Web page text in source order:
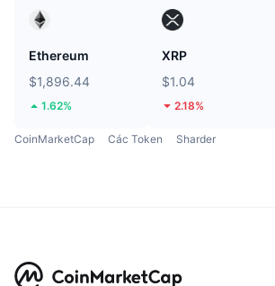
Ethereum
$1,896.44
1.62%
XRP
$1.04
2.18%
CoinMarketCap Các Token Sharder